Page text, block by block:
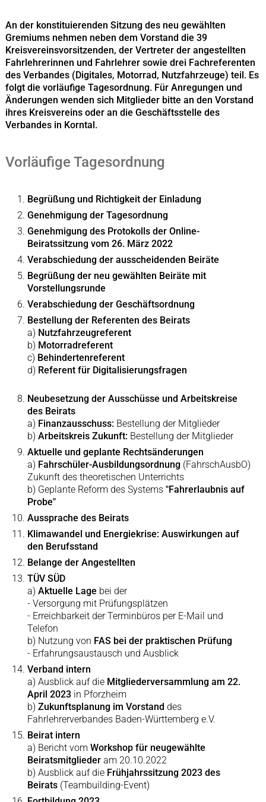
An der konstituierenden Sitzung des neu gewählten
Gremiums nehmen neben dem Vorstand die 39
Kreisvereinsvorsitzenden, der Vertreter der angestellten
Fahrlehrerinnen und Fahrlehrer sowie drei Fachreferenten
des Verbandes (Digitales, Motorrad, Nutzfahrzeuge) teil. Es
folgt die vorläufige Tagesordnung. Für Anregungen und
Änderungen wenden sich Mitglieder bitte an den Vorstand
ihres Kreisvereins oder an die Geschäftsstelle des
Verbandes in Korntal.
Vorläufige Tagesordnung
Begrüßung und Richtigkeit der Einladung
Genehmigung der Tagesordnung
Genehmigung des Protokolls der Online-
Beiratssitzung vom 26. März 2022
Verabschiedung der ausscheidenden Beiräte
Begrüßung der neu gewählten Beiräte mit
Vorstellungsrunde
Verabschiedung der Geschäftsordnung
Bestellung der Referenten des Beirats
a) Nutzfahrzeugreferent
b) Motorradreferent
c) Behindertenreferent
d) Referent für Digitalisierungsfragen
Neubesetzung der Ausschüsse und Arbeitskreise
des Beirats
a) Finanzausschuss: Bestellung der Mitglieder
b) Arbeitskreis Zukunft: Bestellung der Mitglieder
Aktuelle und geplante Rechtsänderungen
a) Fahrschüler-Ausbildungsordnung (FahrschAusbO)
Zukunft des theoretischen Unterrichts
b) Geplante Reform des Systems"Fahrerlaubnis auf
Probe"
Aussprache des Beirats
Klimawandel und Energiekrise: Auswirkungen auf
den Berufsstand
Belange der Angestellten
TÜV SÜD
a)Aktuelle Lage bei der
- Versorgung mit Prüfungsplätzen
- Erreichbarkeit der Terminbüros per E-Mail und
Telefon
b) Nutzung von FAS bei der praktischen Prüfung
- Erfahrungsaustausch und Ausblick
Verband intern
a) Ausblick auf die Mitgliederversammlung am 22.
April 2023 in Pforzheim
b)Zukunftsplanung im Vorstand des
Fahrlehrerverbandes Baden-Württemberg e.V.
Beirat intern
a) Bericht vomWorkshop für neugewählte
Beiratsmitglieder am 20.10.2022
b) Ausblick auf die Frühjahrssitzung 2023 des
Beirats (Teambuilding-Event)